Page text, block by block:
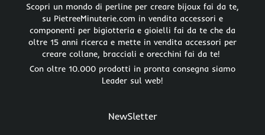
Scopri un mondo di perline per creare bijoux fai da te,
su PietreeMinuterie.com in vendita accessori e
componenti per bigiotteria e gioielli fai da te che da
oltre 15 anni ricerca e mette in vendita accessori per
creare collane, bracciali e orecchini fai da te!
Con oltre 10.000 prodotti in pronta consegna siamo
Leader sul web!
NewSletter